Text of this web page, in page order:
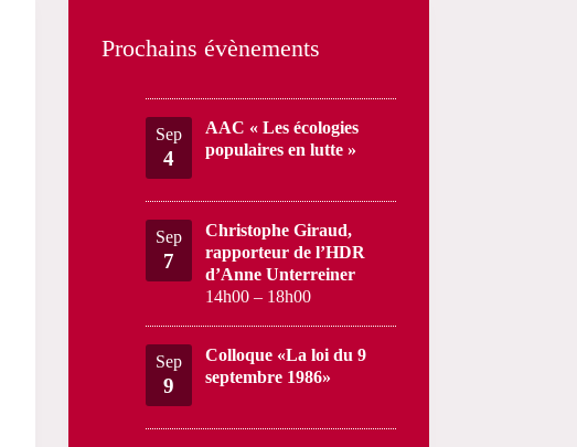
Prochains évènements
Sep
4
AAC « Les écologies
populaires en lutte »
Sep
7
Christophe Giraud,
rapporteur de l’HDR
d’Anne Unterreiner
14h00 – 18h00
Sep
9
Colloque «La loi du 9
septembre 1986»